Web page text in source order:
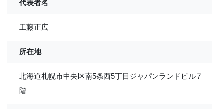
代表者名
工藤正広
所在地
北海道札幌市中央区南5条西5丁目ジャパンランドビル７
階